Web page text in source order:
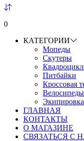
0
КАТЕГОРИИ
Мопеды
Скутеры
Питбайки
Кроссовая
Велосипеды
Экипировка
ГЛАВНАЯ
КОНТАКТЫ
О МАГАЗИНЕ
СВЯЗАТЬСЯ С